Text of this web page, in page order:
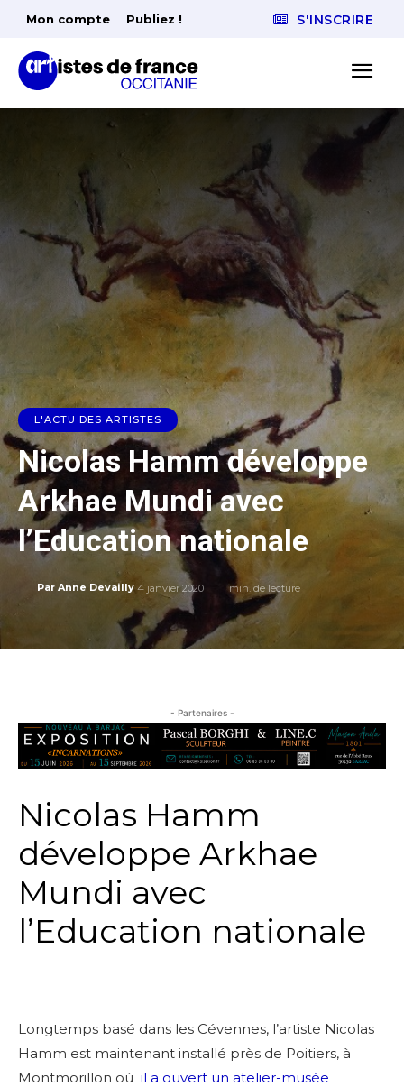
Mon compte Publiez ! S'INSCRIRE
L'ACTU DES ARTISTES
Nicolas Hamm développe
Arkhae Mundi avec
l’Education nationale
Par Anne Devailly 4 janvier 2020 1min. de lecture
- Partenaires -
Nicolas Hamm
développe Arkhae
Mundi avec
l’Education nationale
Longtemps basé dans les Cévennes, l’artiste Nicolas
Hamm est maintenant installé près de Poitiers, à
Montmorillon où il a ouvert un atelier-musée